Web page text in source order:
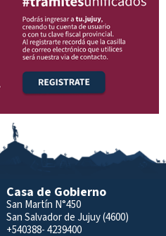
Casa de Gobierno
San Martín N°450
San Salvador de Jujuy (4600)
+540388- 4239400